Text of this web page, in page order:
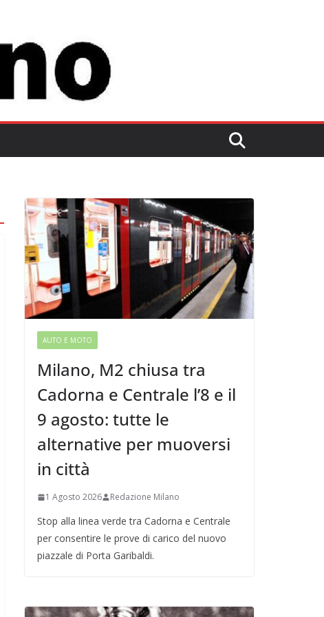
AUTO E MOTO
Milano, M2 chiusa tra
Cadorna e Centrale l’8 e il
9 agosto: tutte le
alternative per muoversi
in città
1 Agosto 2026 Redazione Milano
Stop alla linea verde tra Cadorna e Centrale
per consentire le prove di carico del nuovo
piazzale di Porta Garibaldi.